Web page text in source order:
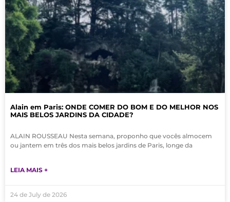
Alain em Paris: ONDE COMER DO BOM E DO MELHOR NOS
MAIS BELOS JARDINS DA CIDADE?
ALAIN ROUSSEAU Nesta semana, proponho que vocês almocem
ou jantem em três dos mais belos jardins de Paris, longe da
LEIA MAIS +
24 de July de 2026